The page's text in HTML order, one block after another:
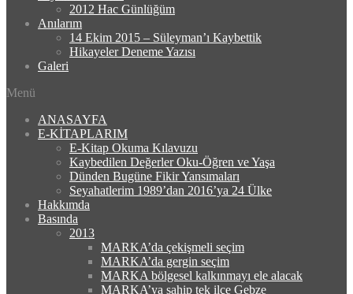
2012 Hac Günlüğüm
Anılarım
14 Ekim 2015 – Süleyman’ı Kaybettik
Hikayeler Deneme Yazısı
Galeri
Menü
ANASAYFA
E-KİTAPLARIM
E-Kitap Okuma Kılavuzu
Kaybedilen Değerler Oku-Öğren ve Yaşa
Dünden Bugüne Fikir Yansımaları
Seyahatlerim 1989’dan 2016’ya 24 Ülke
Hakkımda
Basında
2013
MARKA’da çekişmeli seçim
MARKA’da gergin seçim
MARKA bölgesel kalkınmayı ele alacak
MARKA’ya sahip tek ilçe Gebze